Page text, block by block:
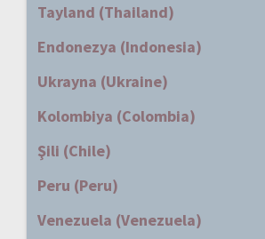
Tayland (Thailand)
Endonezya (Indonesia)
Ukrayna (Ukraine)
Kolombiya (Colombia)
Şili (Chile)
Peru (Peru)
Venezuela (Venezuela)